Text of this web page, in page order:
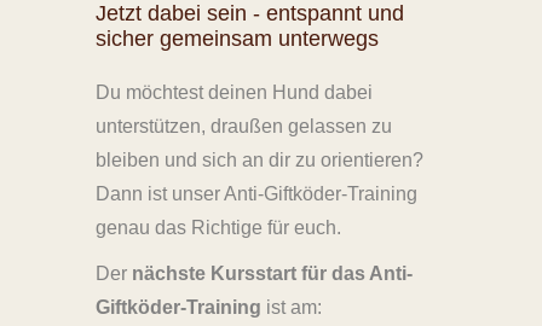
Jetzt dabei sein - entspannt und
sicher gemeinsam unterwegs
Du möchtest deinen Hund dabei
unterstützen, draußen gelassen zu
bleiben und sich an dir zu orientieren?
Dann ist unser Anti-Giftköder-Training
genau das Richtige für euch.
Der nächste Kursstart für das Anti-
Giftköder-Training ist am: